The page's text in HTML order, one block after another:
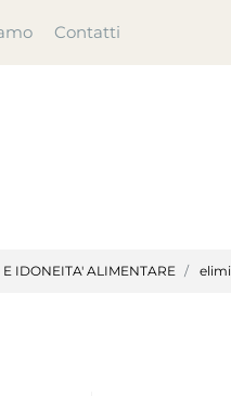
Contatti
IDONEITA' ALIMENTARE